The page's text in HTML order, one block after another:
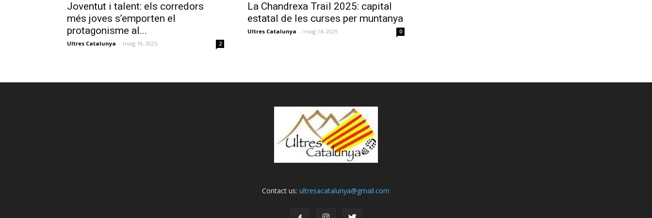
Joventut i talent: els corredors
més joves s’emporten el
protagonisme al...
Ultres Catalunya - maig 18, 2025 2
La Chandrexa Trail 2025: capital
estatal de les curses per muntanya
Ultres Catalunya - maig 14, 2025 0
Contact us:ultresacatalunya@gmail.com